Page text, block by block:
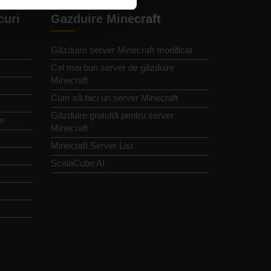
Gazduire Minecraft
Găzduire server Minecraft modificat
Cel mai bun server de găzduire
Minecraft
Cum să faci un server Minecraft
Găzduire gratuită pentru server
Minecraft
Minecraft Server List
ScalaCube AI